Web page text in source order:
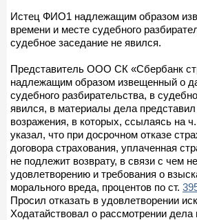
Истец ФИО1 надлежащим образом
времени и месте судебного
судебное заседание не явился.
Представитель ООО СК «Сбербанк
надлежащим образом извещенный о
судебного разбирательства, в
явился, в материалы дела
возражения, в которых, ссылаясь на ч.
указал, что при досрочном отказе
договора страхования, уплаченная
не подлежит возврату, в связи с чем
удовлетворению и требования о
морального вреда, процентов по ст.
Просил отказать в удовлетворении
Ходатайствовал о рассмотрении дела